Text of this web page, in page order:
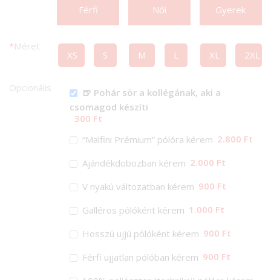
Férfi Női Gyerek
*Méret
XS S M L XL 2XL
Opcionális
🍺 Pohár sör a kollégának, aki a
csomagod készíti
300 Ft
“Malfini Prémium” pólóra kérem 2.800 Ft
Ajándékdobozban kérem 2.000 Ft
V nyakú változatban kérem 900 Ft
Galléros pólóként kérem 1.000 Ft
Hosszú ujjú pólóként kérem 900 Ft
Férfi ujjatlan pólóban kérem 900 Ft